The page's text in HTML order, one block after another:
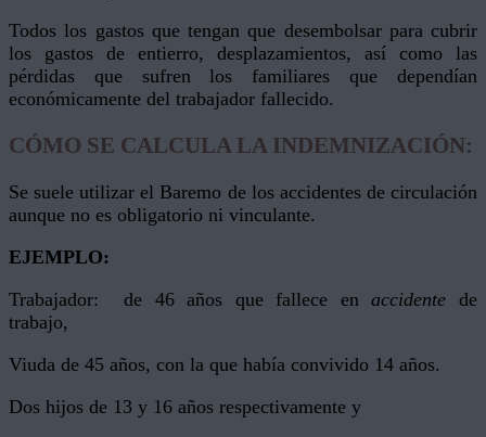
Todos los gastos que tengan que desembolsar para cubrir
los gastos de entierro, desplazamientos, así como las
pérdidas que sufren los familiares que dependían
económicamente del trabajador fallecido.
CÓMO SE CALCULA LA INDEMNIZACIÓN:
Se suele utilizar el Baremo de los accidentes de circulación
aunque no es obligatorio ni vinculante.
EJEMPLO:
Trabajador: de 46 años que fallece enaccidente de
trabajo,
Viuda de 45 años, con la que había convivido 14 años.
Dos hijos de 13 y 16 años respectivamente y